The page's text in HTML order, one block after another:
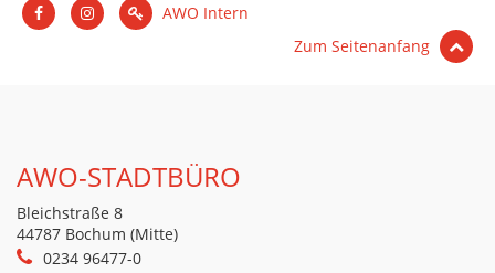
AWO Intern
Zum Seitenanfang
AWO-STADTBÜRO
Bleichstraße 8
44787 Bochum (Mitte)
0234 96477-0